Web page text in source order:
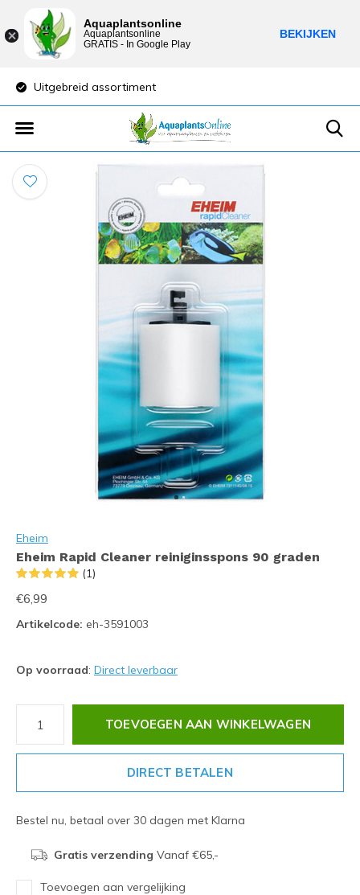
Uitgebreid assortiment
Eheim
Eheim Rapid Cleaner reiniginsspons 90 graden
(1)
€6,99
Artikelcode: eh-3591003
Op voorraad: Direct leverbaar
TOEVOEGEN AAN WINKELWAGEN
DIRECT BETALEN
Bestel nu, betaal over 30 dagen met Klarna
Gratis verzending Vanaf €65,-
Toevoegen aan vergelijking
Aquaplantsonline
Aquaplantsonline
GRATIS - In Google Play
BEKIJKEN